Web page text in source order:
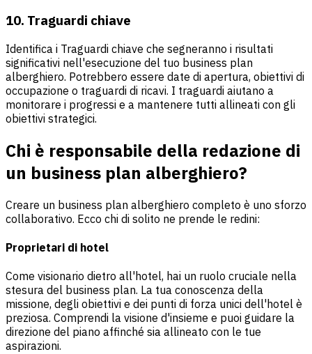
10. Traguardi chiave
Identifica i Traguardi chiave che segneranno i risultati
significativi nell'esecuzione del tuo business plan
alberghiero. Potrebbero essere date di apertura, obiettivi di
occupazione o traguardi di ricavi. I traguardi aiutano a
monitorare i progressi e a mantenere tutti allineati con gli
obiettivi strategici.
Chi è responsabile della redazione di
un business plan alberghiero?
Creare un business plan alberghiero completo è uno sforzo
collaborativo. Ecco chi di solito ne prende le redini:
Proprietari di hotel
Come visionario dietro all'hotel, hai un ruolo cruciale nella
stesura del business plan. La tua conoscenza della
missione, degli obiettivi e dei punti di forza unici dell'hotel è
preziosa. Comprendi la visione d'insieme e puoi guidare la
direzione del piano affinché sia allineato con le tue
aspirazioni.